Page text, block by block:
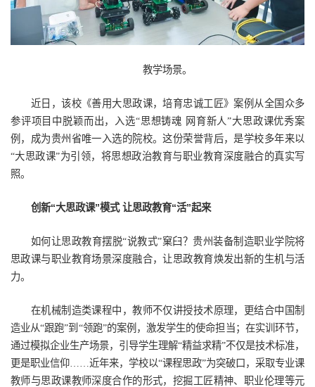
教学场景。
近日，该校《善用大思政课，培育忠诚工匠》案例从全国众多
参评项目中脱颖而出，入选“思想铸魂 网育新人”大思政课优秀案
例，成为贵州省唯一入选的院校。这份荣誉背后，是学校多年来以
“大思政课”为引领，将思想政治教育与职业教育深度融合的真实写
照。
创新“大思政课”模式 让思政教育“活”起来
如何让思政教育摆脱“说教式”窠臼？贵州装备制造职业学院将
思政课与职业教育场景深度融合，让思政教育焕发出新的生机与活
力。
在机械制造类课程中，教师不仅讲授技术原理，更结合中国制
造业从“跟跑”到“领跑”的案例，激发学生的使命担当；在实训环节，
通过模拟企业生产场景，引导学生理解“精益求精”不仅是技术标准，
更是职业信仰……近年来，学校以“课程思政”为突破口，采取专业课
教师与思政课教师深度合作的形式，挖掘工匠精神、职业伦理等元